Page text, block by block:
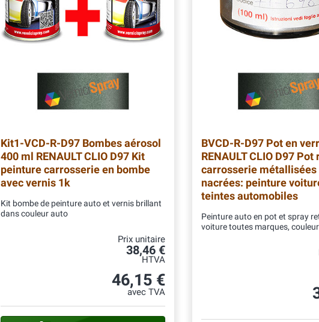
Kit1-VCD-R-D97 Bombes aérosol
400 ml RENAULT CLIO D97 Kit
peinture carrosserie en bombe
avec vernis 1k
Kit bombe de peinture auto et vernis brillant
dans couleur auto
Prix unitaire
38,46 €
HTVA
46,15 €
avec TVA
BVCD-R-D97 Pot en
RENAULT CLIO D97
carrosserie métallisées
nacrées: peinture
teintes automobiles
Peinture auto en pot et spray
voiture toutes marques,